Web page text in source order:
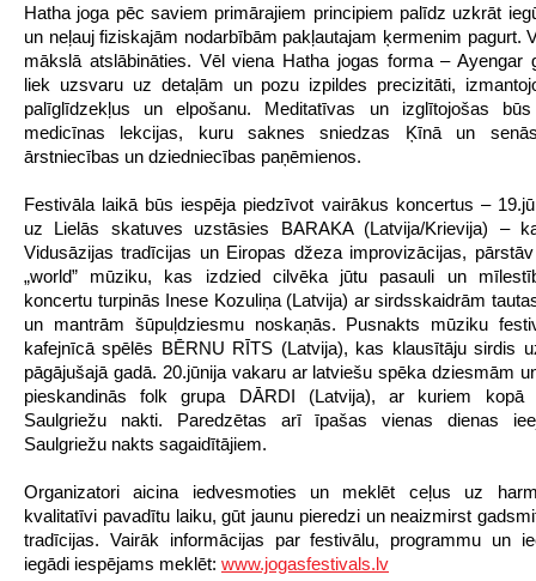
Hatha joga pēc saviem primārajiem principiem palīdz uzkrāt
un neļauj fiziskajām nodarbībām pakļautajam ķermenim pagurt.
mākslā atslābināties. Vēl viena Hatha jogas forma – Ayengar
liek uzsvaru uz detaļām un pozu izpildes precizitāti,
palīglīdzekļus un elpošanu. Meditatīvas un izglītojošas būs
medicīnas lekcijas, kuru saknes sniedzas Ķīnā un
ārstniecības un dziedniecības paņēmienos.
Festivāla laikā būs iespēja piedzīvot vairākus koncertus –
uz Lielās skatuves uzstāsies BARAKA (Latvija/Krievija) –
Vidusāzijas tradīcijas un Eiropas džeza improvizācijas,
„world” mūziku, kas izdzied cilvēka jūtu pasauli un
koncertu turpinās Inese Kozuliņa (Latvija) ar sirdsskaidrām
un mantrām šūpuļdziesmu noskaņās. Pusnakts mūziku
kafejnīcā spēlēs BĒRNU RĪTS (Latvija), kas klausītāju sirdis
pāgājušajā gadā. 20.jūnija vakaru ar latviešu spēka dziesmām
pieskandinās folk grupa DĀRDI (Latvija), ar kuriem kopā
Saulgriežu nakti. Paredzētas arī īpašas vienas dienas
Saulgriežu nakts sagaidītājiem.
Organizatori aicina iedvesmoties un meklēt ceļus uz
kvalitatīvi pavadītu laiku, gūt jaunu pieredzi un neaizmirst
tradīcijas. Vairāk informācijas par festivālu, programmu un
iegādi iespējams meklēt: www.jogasfestivals.lv